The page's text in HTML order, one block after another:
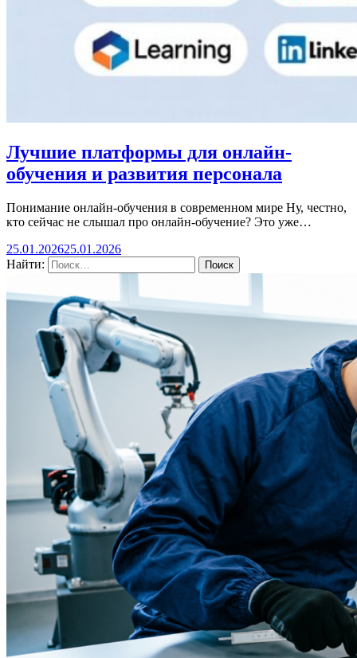
Лучшие платформы для онлайн-
обучения и развития персонала
Понимание онлайн-обучения в современном мире Ну, честно,
кто сейчас не слышал про онлайн-обучение? Это уже…
25.01.202625.01.2026
Найти: